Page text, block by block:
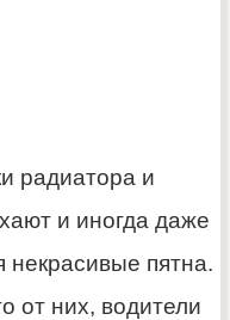
радиатора и
и иногда даже
некрасивые пятна.
от них, водители